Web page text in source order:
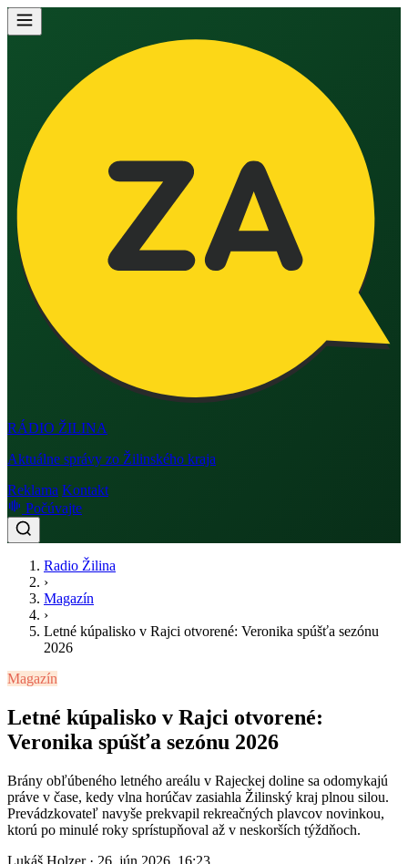
RÁDIO ŽILINA
Aktuálne správy zo Žilinského kraja
Reklama Kontakt
Počúvajte
Radio Žilina
›
Magazín
›
Letné kúpalisko v Rajci otvorené: Veronika spúšťa sezónu
2026
Magazín
Letné kúpalisko v Rajci otvorené:
Veronika spúšťa sezónu 2026
Brány obľúbeného letného areálu v Rajeckej doline sa odomykajú
práve v čase, kedy vlna horúčav zasiahla Žilinský kraj plnou silou.
Prevádzkovateľ navyše prekvapil rekreačných plavcov novinkou,
ktorú po minulé roky sprístupňoval až v neskorších týždňoch.
Lukáš Holzer · 26. jún 2026, 16:23